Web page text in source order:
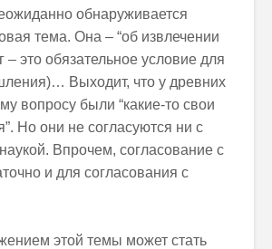
обнаруживается
тема. Она – “об извлечении
– это обязательное условие для
Выходит, что у древних
вопросу были “какие-то свои
Но они не согласуются ни с
Впрочем, согласование с
и для согласования с
этой темы может стать